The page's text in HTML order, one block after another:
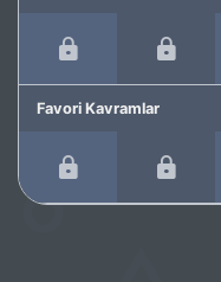
Favori Kavramlar